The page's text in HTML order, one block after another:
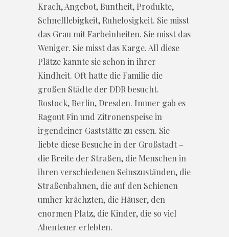
Krach, Angebot, Buntheit, Produkte,
Schnelllebigkeit, Ruhelosigkeit. Sie misst
das Grau mit Farbeinheiten. Sie misst das
Weniger. Sie misst das Karge. All diese
Plätze kannte sie schon in ihrer
Kindheit. Oft hatte die Familie die
großen Städte der DDR besucht.
Rostock, Berlin, Dresden. Immer gab es
Ragout Fin und Zitronenspeise in
irgendeiner Gaststätte zu essen. Sie
liebte diese Besuche in der Großstadt –
die Breite der Straßen, die Menschen in
ihren verschiedenen Seinszuständen, die
Straßenbahnen, die auf den Schienen
umher krächzten, die Häuser, den
enormen Platz, die Kinder, die so viel
Abenteuer erlebten.